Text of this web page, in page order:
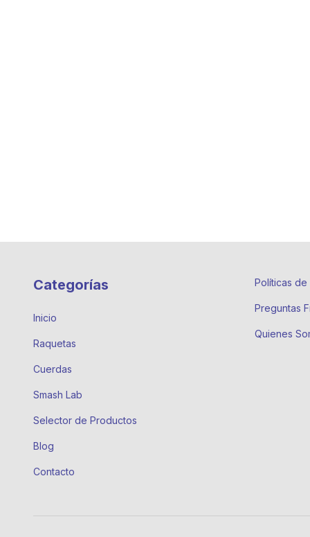
Categorías
Inicio
Raquetas
Cuerdas
Smash Lab
Selector de Productos
Blog
Contacto
Políticas
Preguntas
Quienes